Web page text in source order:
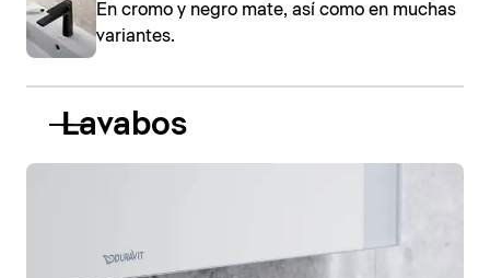
En cromo y negro mate, así como en muchas
variantes.
Lavabos